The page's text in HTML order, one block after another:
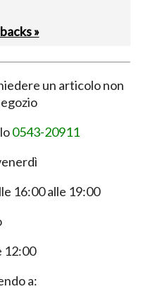
»
un articolo non
0543-20911
16:00 alle 19:00
12:00
a: